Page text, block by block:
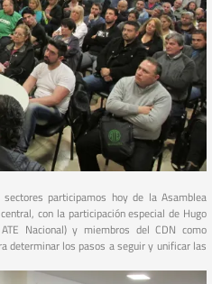
participamos hoy de la Asamblea
con la participación especial de Hugo
Nacional) y miembros del CDN como
determinar los pasos a seguir y unificar las